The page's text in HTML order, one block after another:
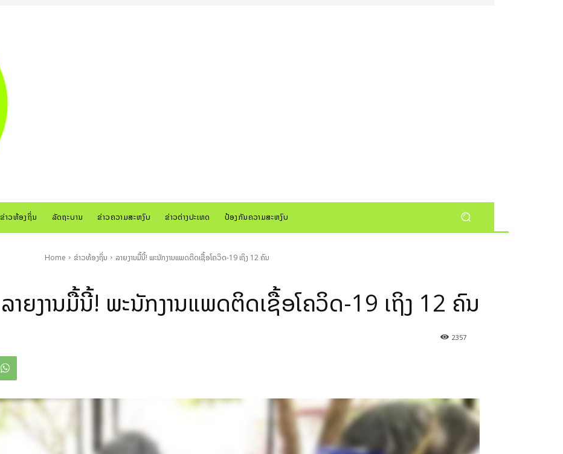
ຂ່າວທ້ອງຖິ່ນ ລັດຖະບານ ຂ່າວຄວາມສະຫງົບ ຂ່າວຕ່າງປະເທດ ປ້ອງກັນຄວາມສະຫງົບ
Home ຂ່າວທ້ອງຖິ່ນ ລາຍງານມື້ນີ້! ພະນັກງານແພດຕິດເຊື້ອໂຄວິດ-19 ເຖິງ 12 ຄົນ
ລາຍງານມື້ນີ້! ພະນັກງານແພດຕິດເຊື້ອໂຄວິດ-19 ເຖິງ 12 ຄົນ
2357